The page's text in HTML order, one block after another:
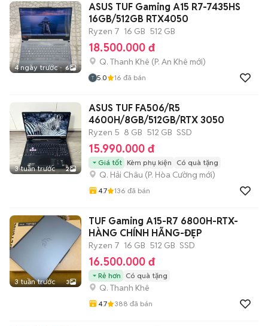
4 ngày trước 6
ASUS TUF Gaming A15 R7-7435HS
16GB/512GB RTX4050
Ryzen 7 16 GB 512 GB
18.500.000 đ
Q. Thanh Khê (P. An Khê mới)
5.0 16 đã bán
3 tuần trước 2
ASUS TUF FA506/R5
4600H/8GB/512GB/RTX 3050
Ryzen 5 8 GB 512 GB SSD
15.990.000 đ
Giá tốt Kèm phụ kiện Có quà tặng
Q. Hải Châu (P. Hòa Cường mới)
4.7 136 đã bán
3 tuần trước 3
TUF Gaming A15-R7 6800H-RTX-
HÀNG CHÍNH HÃNG-ĐẸP
Ryzen 7 16 GB 512 GB SSD
16.500.000 đ
Rẻ hơn Có quà tặng
Q. Thanh Khê
4.7 388 đã bán